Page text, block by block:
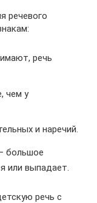
речевого
речь
чем у
и наречий.
большое
или выпадает.
речь с